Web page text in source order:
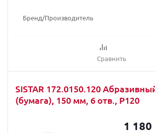
Бренд/Производитель
Сравнить
SISTAR 172.0150.120
(бумага), 150 мм, 6 отв., P120
1 180